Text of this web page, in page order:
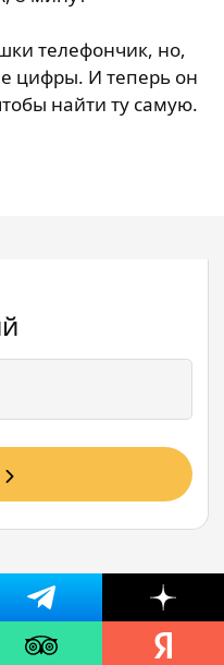
телефончик, но,
цифры. И теперь он
найти ту самую.